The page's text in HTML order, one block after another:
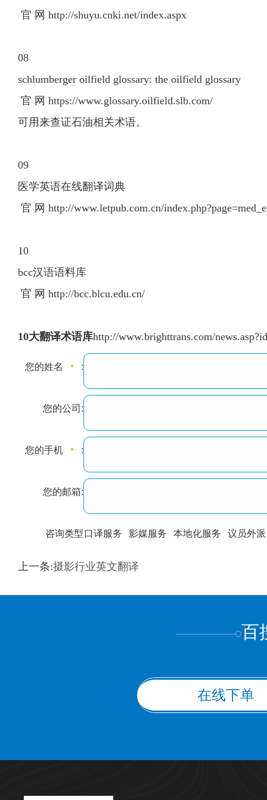
官 网 http://shuyu.cnki.net/index.aspx
08
schlumberger oilfield glossary: the oilfield glossary
官 网 https://www.glossary.oilfield.slb.com/
可用来查证石油相关术语。
09
医学英语在线翻译词典
官 网 http://www.letpub.com.cn/
10
bcc汉语语料库
官 网 http://bcc.blcu.edu.cn/
10大翻译术语库http://www.brighttrans.com/
您的姓名 :
您的公司:
您的手机 :
您的邮箱:
咨询类型口译服务 影媒服务 本地化服务 议员外派
训翻译 标准级
上一条:摄影行业英文翻译
百
在线下单